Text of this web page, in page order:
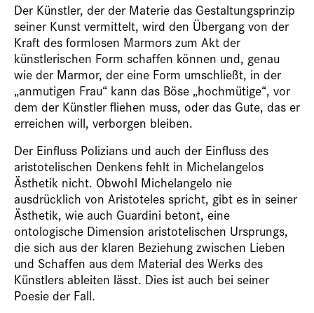
Der Künstler, der der Materie das Gestaltungsprinzip
seiner Kunst vermittelt, wird den Übergang von der
Kraft des formlosen Marmors zum Akt der
künstlerischen Form schaffen können und, genau
wie der Marmor, der eine Form umschließt, in der
„anmutigen Frau“ kann das Böse „hochmütige“, vor
dem der Künstler fliehen muss, oder das Gute, das er
erreichen will, verborgen bleiben.
Der Einfluss Polizians und auch der Einfluss des
aristotelischen Denkens fehlt in Michelangelos
Ästhetik nicht. Obwohl Michelangelo nie
ausdrücklich von Aristoteles spricht, gibt es in seiner
Ästhetik, wie auch Guardini betont, eine
ontologische Dimension aristotelischen Ursprungs,
die sich aus der klaren Beziehung zwischen Lieben
und Schaffen aus dem Material des Werks des
Künstlers ableiten lässt. Dies ist auch bei seiner
Poesie der Fall.